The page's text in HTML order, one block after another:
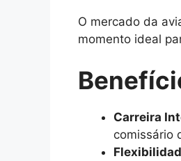
O mercado da
momento ideal
Carreira
comissário